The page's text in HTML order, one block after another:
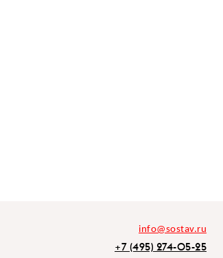
info@sostav.ru
+7 (495) 274-05-25